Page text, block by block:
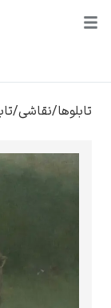
محبوب‌ترین
هنرمندان
تابلوهای نقاشی